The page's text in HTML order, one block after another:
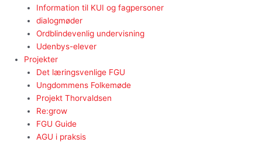
Information til KUI og fagpersoner
dialogmøder
Ordblindevenlig undervisning
Udenbys-elever
Projekter
Det læringsvenlige FGU
Ungdommens Folkemøde
Projekt Thorvaldsen
Re:grow
FGU Guide
AGU i praksis